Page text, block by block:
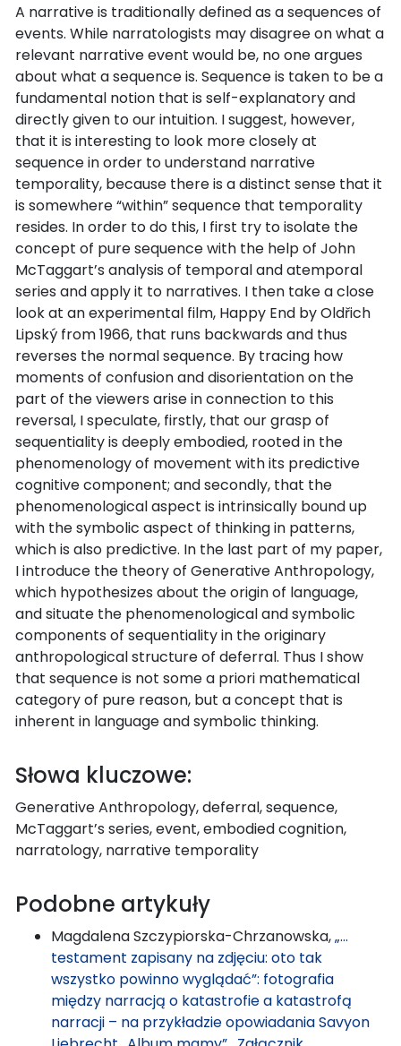
A narrative is traditionally defined as a sequences of
events. While narratologists may disagree on what a
relevant narrative event would be, no one argues
about what a sequence is. Sequence is taken to be a
fundamental notion that is self-explanatory and
directly given to our intuition. I suggest, however,
that it is interesting to look more closely at
sequence in order to understand narrative
temporality, because there is a distinct sense that it
is somewhere “within” sequence that temporality
resides. In order to do this, I first try to isolate the
concept of pure sequence with the help of John
McTaggart’s analysis of temporal and atemporal
series and apply it to narratives. I then take a close
look at an experimental film, Happy End by Oldřich
Lipský from 1966, that runs backwards and thus
reverses the normal sequence. By tracing how
moments of confusion and disorientation on the
part of the viewers arise in connection to this
reversal, I speculate, firstly, that our grasp of
sequentiality is deeply embodied, rooted in the
phenomenology of movement with its predictive
cognitive component; and secondly, that the
phenomenological aspect is intrinsically bound up
with the symbolic aspect of thinking in patterns,
which is also predictive. In the last part of my paper,
I introduce the theory of Generative Anthropology,
which hypothesizes about the origin of language,
and situate the phenomenological and symbolic
components of sequentiality in the originary
anthropological structure of deferral. Thus I show
that sequence is not some a priori mathematical
category of pure reason, but a concept that is
inherent in language and symbolic thinking.
Słowa kluczowe:
Generative Anthropology, deferral, sequence,
McTaggart’s series, event, embodied cognition,
narratology, narrative temporality
Podobne artykuły
Magdalena Szczypiorska-Chrzanowska,„…
testament zapisany na zdjęciu: oto tak
wszystko powinno wyglądać”: fotografia
między narracją o katastrofie a katastrofą
narracji – na przykładzie opowiadania Savyon